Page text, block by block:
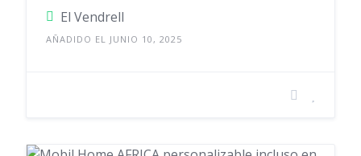
El Vendrell
AÑADIDO EL JUNIO 10, 2025